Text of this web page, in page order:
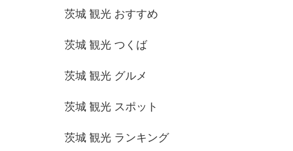
茨城 観光 おすすめ
茨城 観光 つくば
茨城 観光 グルメ
茨城 観光 スポット
茨城 観光 ランキング